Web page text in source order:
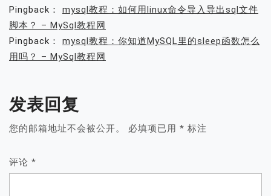
Pingback： mysql教程：如何用linux命令导入导出sql文件
脚本？ – MySql教程网
Pingback： mysql教程：你知道MySQL里的sleep函数怎么
用吗？ – MySql教程网
发表回复
您的邮箱地址不会被公开。 必填项已用 * 标注
评论 *